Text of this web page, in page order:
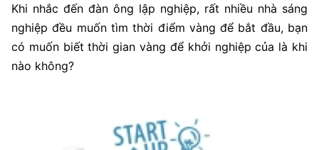
Khi nhắc đến đàn ông lập nghiệp, rất nhiều nhà sáng
nghiệp đều muốn tìm thời điểm vàng để bắt đầu, bạn
có muốn biết thời gian vàng để khởi nghiệp của là khi
nào không?